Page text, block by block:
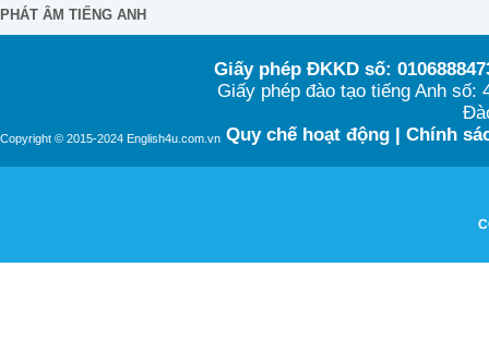
PHÁT ÂM TIẾNG ANH
Copyright © 2015-2024 English4u.com.vn
Giấy phép ĐKKD số:
Giấy phép đào tạo tiếng Anh
Quy chế hoạt động| Chính